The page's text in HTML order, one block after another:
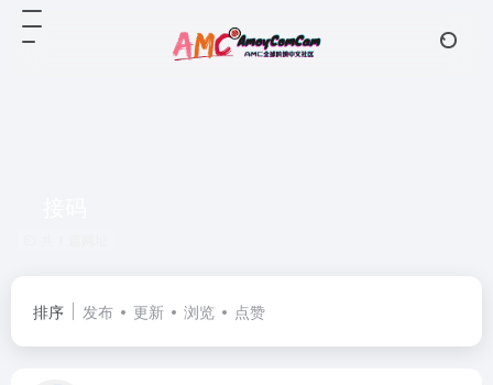
排序 发布 更新 浏览 点赞